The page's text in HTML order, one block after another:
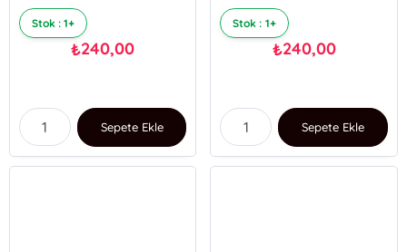
Stok : 1+
₺240,00
Sepete Ekle
Stok : 1+
₺240,00
Sepete Ekle